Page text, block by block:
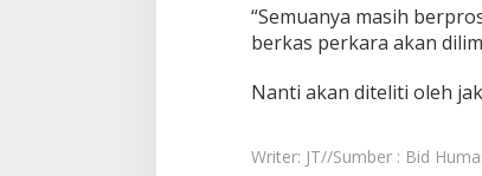
“Semuanya masih
berkas perkara akan
Nanti akan diteliti oleh
Writer: JT//Sumber : Bid